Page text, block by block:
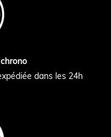
dans les 24h